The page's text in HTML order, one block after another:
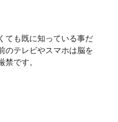
ても既に知っている事だ
のテレビやスマホは脳を
です。